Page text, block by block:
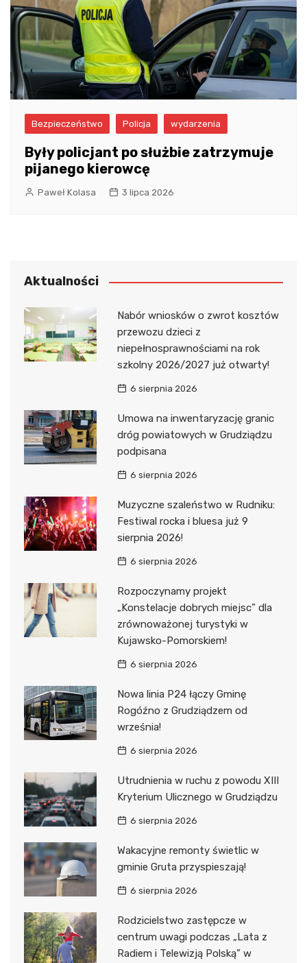
Bezpieczeństwo Policja wydarzenia
Były policjant po służbie zatrzymuje
pijanego kierowcę
Paweł Kolasa 3 lipca 2026
Aktualności
Nabór wniosków o zwrot kosztów
przewozu dzieci z
niepełnosprawnościami na rok
szkolny 2026/2027 już otwarty!
6 sierpnia 2026
Umowa na inwentaryzację granic
dróg powiatowych w Grudziądzu
podpisana
6 sierpnia 2026
Muzyczne szaleństwo w Rudniku:
Festiwal rocka i bluesa już 9
sierpnia 2026!
6 sierpnia 2026
Rozpoczynamy projekt
„Konstelacje dobrych miejsc” dla
zrównoważonej turystyki w
Kujawsko-Pomorskiem!
6 sierpnia 2026
Nowa linia P24 łączy Gminę
Rogóźno z Grudziądzem od
września!
6 sierpnia 2026
Utrudnienia w ruchu z powodu XIII
Kryterium Ulicznego w Grudziądzu
6 sierpnia 2026
Wakacyjne remonty świetlic w
gminie Gruta przyspieszają!
6 sierpnia 2026
Rodzicielstwo zastępcze w
centrum uwagi podczas „Lata z
Radiem i Telewizją Polską” w